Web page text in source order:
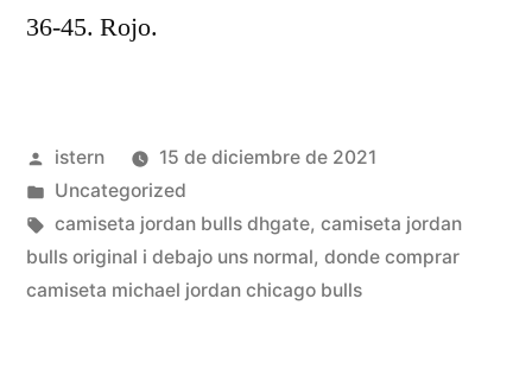
36-45. Rojo.
Publicado
por
istern
15 de diciembre de 2021
Publicado
en
Uncategorized
Etiquetas:
camiseta jordan bulls dhgate, camiseta jordan
bulls original i debajo uns normal, donde comprar
camiseta michael jordan chicago bulls